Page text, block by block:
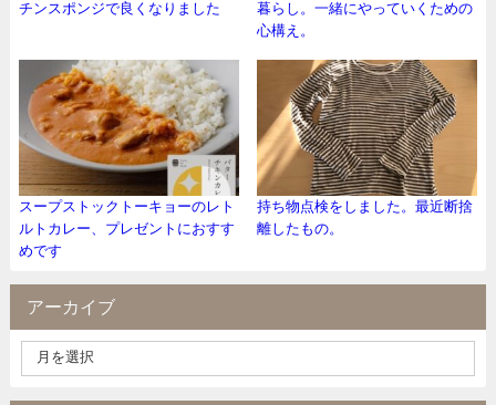
チンスポンジで良くなりました
暮らし。一緒にやっていくための
心構え。
スープストックトーキョーのレト
ルトカレー、プレゼントにおすす
めです
持ち物点検をしました。最近断捨
離したもの。
アーカイブ